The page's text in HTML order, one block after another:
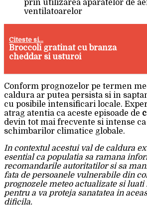
prin utilizarea aparatelor de
ventilatoarelor
Citeste si...
Broccoli gratinat cu branza
cheddar si usturoi
Conform prognozelor pe termen
caldura ar putea persista si in
cu posibile intensificari locale.
atrag atentia ca aceste episoade de
devin tot mai frecvente si intense
schimbarilor climatice globale.
In contextul acestui val de caldura
esential ca populatia sa ramana
recomandarile autoritatilor si sa
fata de persoanele vulnerabile din
prognozele meteo actualizate si
pentru a va proteja sanatatea in
dificila.